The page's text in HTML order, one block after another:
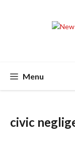
Menu
civic